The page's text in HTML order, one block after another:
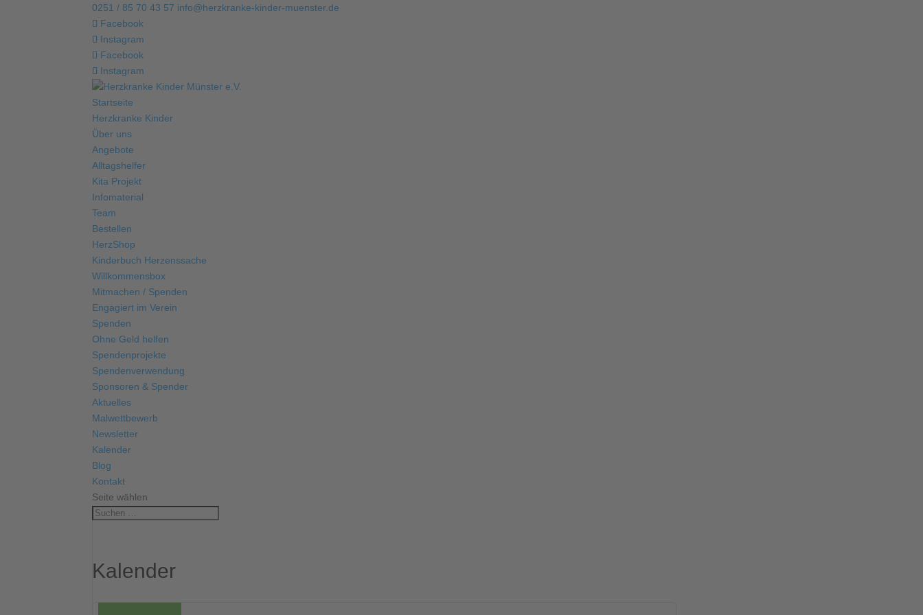
0251 / 85 70 43 57 info@herzkranke-kinder-muenster.de
Facebook
Instagram
Facebook
Instagram
Startseite
Herzkranke Kinder
Über uns
Angebote
Alltagshelfer
Kita Projekt
Infomaterial
Team
Bestellen
HerzShop
Kinderbuch Herzenssache
Willkommensbox
Mitmachen / Spenden
Engagiert im Verein
Spenden
Ohne Geld helfen
Spendenprojekte
Spendenverwendung
Sponsoren & Spender
Aktuelles
Malwettbewerb
Newsletter
Kalender
Blog
Kontakt
Seite wählen
Kalender